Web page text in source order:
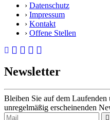
› Datenschutz
› Impressum
› Kontakt
› Offene Stellen
Newsletter
Bleiben Sie auf dem Laufenden
unregelmäßig erscheinenden